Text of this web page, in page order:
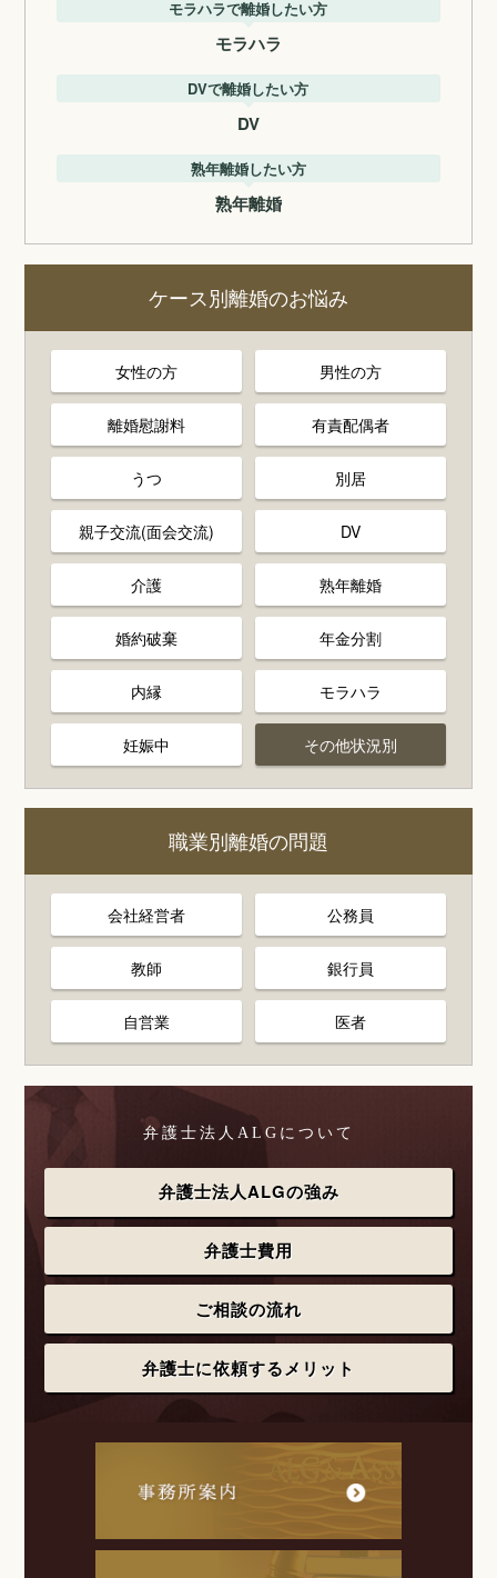
モラハラで離婚したい方
モラハラ
DVで離婚したい方
DV
熟年離婚したい方
熟年離婚
ケース別離婚のお悩み
女性の方 男性の方
離婚慰謝料 有責配偶者
うつ 別居
親子交流(面会交流) DV
介護 熟年離婚
婚約破棄 年金分割
内縁 モラハラ
妊娠中 その他状況別
職業別離婚の問題
会社経営者 公務員
教師 銀行員
自営業 医者
弁護士法人ALGについて
弁護士法人ALGの強み
弁護士費用
ご相談の流れ
弁護士に依頼するメリット